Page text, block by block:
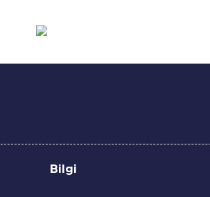
Bilgi